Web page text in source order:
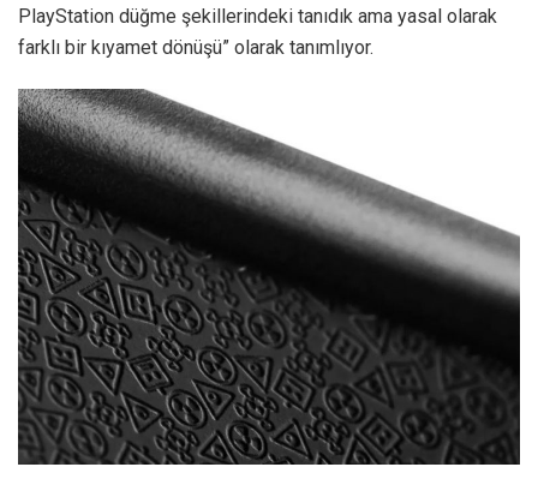
PlayStation düğme şekillerindeki tanıdık ama yasal olarak
farklı bir kıyamet dönüşü” olarak tanımlıyor.